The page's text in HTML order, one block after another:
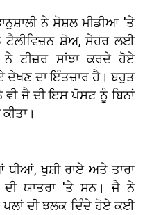
ਨੇ ਸੋਸ਼ਲ ਮੀਡੀਆ 'ਤੇ
ਸ਼ੋਅ, ਸੇਹਰ ਲਈ
ਨੇ ਟੀਜ਼ਰ ਸਾਂਝਾ ਕਰਦੇ ਹੋਏ
ਦੇਖਣ ਦਾ ਇੰਤਜ਼ਾਰ ਹੈ। ਬਹੁਤ
ਵੀ ਜੈ ਦੀ ਇਸ ਪੋਸਟ ਨੂੰ ਬਿਨਾਂ
ਧੀਆਂ, ਖੁਸ਼ੀ ਰਾਏ ਅਤੇ ਤਾਰਾ
ਦੀ ਯਾਤਰਾ 'ਤੇ ਸਨ। ਜੈ ਨੇ
ਦੀ ਝਲਕ ਦਿੰਦੇ ਹੋਏ ਕਈ